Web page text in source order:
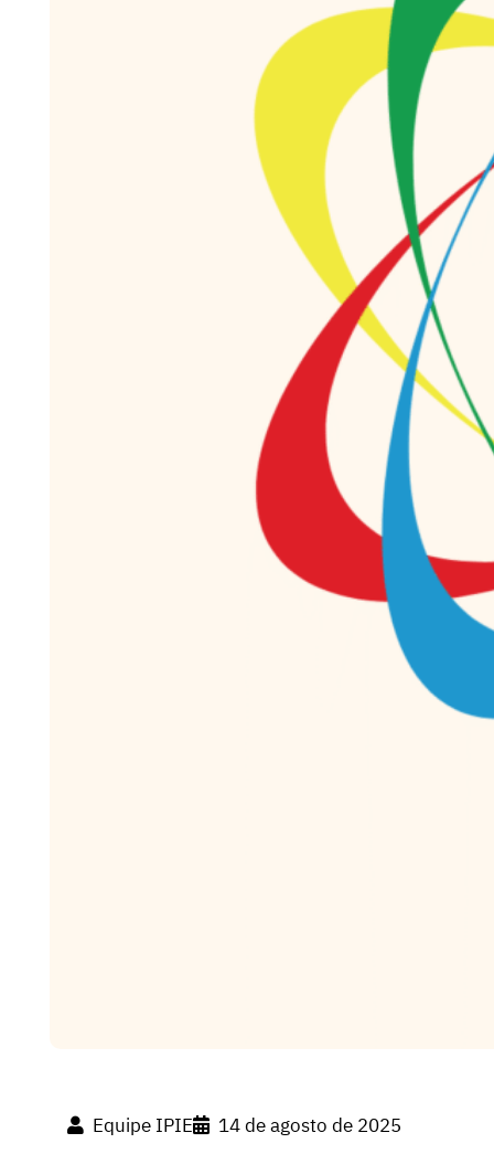
Equipe IPIE 14 de agosto de 2025